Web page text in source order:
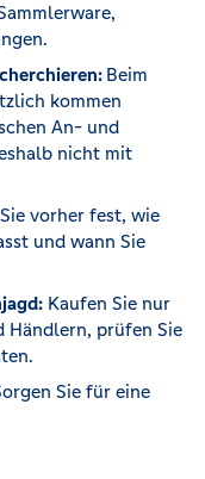
Beim
kommen
An- und
nicht mit
vorher fest, wie
und wann Sie
Kaufen Sie nur
Händlern, prüfen Sie
Sie für eine